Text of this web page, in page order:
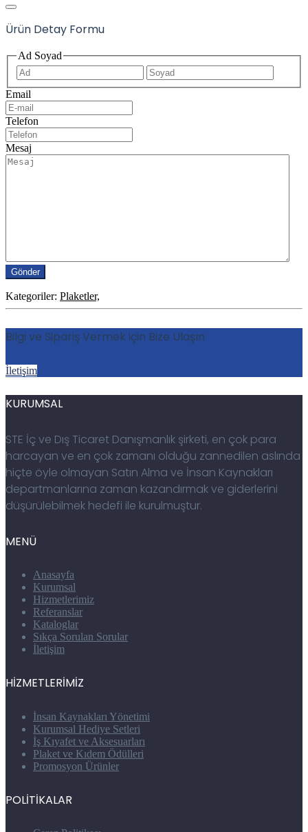
Ürün Detay Formu
Ad Soyad
İlk
Email
Telefon
Mesaj
Kategoriler: Plaketler,
Bilgi ve Sipariş Vermek için Bize Ulaşın
İletişim
KURUMSAL
STE İç ve Dış Ticaret Danışmanlık şirketi, en çok para
harcayan ve en çok zamanı olduğu zannedilen aslında
hiçte öyle olmayan Satın Alma ve İnsan Kaynakları
departmanlarına zaman kazandırmak ve giderlerini
düşürülebilmek hedefi ile kurulmuştur.
MENÜ
Anasayfa
Kurumsal
Hizmetlerimiz
Referanslar
Kataloglar
Sıkça Sorulan Sorular
İletişim
HİZMETLERİMİZ
İnsan Kaynakları Yönetimi
Kurumsal Hediye Setleri
İş Kıyafet ve Aksesuarları
Plaket ve Kıdem Ödülleri
Promosyon Ürünler
POLİTİKALAR